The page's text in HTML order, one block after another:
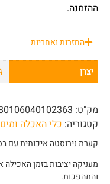
ההזמנה.
החזרות ואחריות
יצרן
מק"ט:
קטגוריה: כלי האכלה
קערת נירוסטה איכותית עם
מעניקה יציבות בזמן האכילה
והתהפכות.